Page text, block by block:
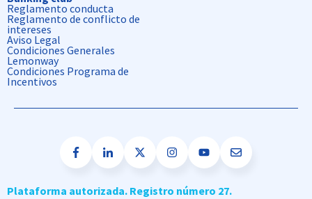
Reglamento conducta
Reglamento de conflicto de
intereses
Aviso Legal
Condiciones Generales
Lemonway
Condiciones Programa de
Incentivos
Plataforma autorizada. Registro número 27.